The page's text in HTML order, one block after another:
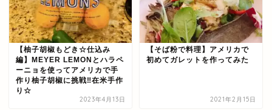
【柚子胡椒もどき☆仕込み
編】MEYER LEMONとハラペ
ーニョを使ってアメリカで手
作り柚子胡椒に挑戦‼在米手作
り☆
2023年4月13日
【そば粉で料理】アメリカで
初めてガレットを作ってみた
2021年2月15日